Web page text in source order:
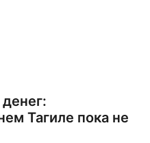
Тагиле пока не